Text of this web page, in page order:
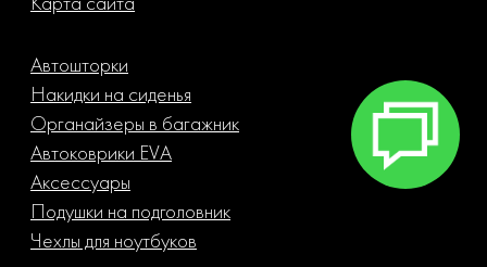
Автошторки
Накидки на сиденья
Органайзеры в багажник
Автоковрики EVA
Аксессуары
Подушки на подголовник
Чехлы для ноутбуков